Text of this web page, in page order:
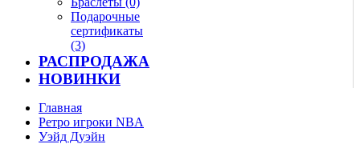
Подарочные
сертификаты
(3)
РАСПРОДАЖА
НОВИНКИ
Главная
Ретро игроки NBA
Уэйд Дуэйн